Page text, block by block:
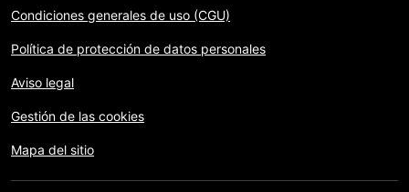
Condiciones generales de uso (CGU)
Política de protección de datos personales
Aviso legal
Gestión de las cookies
Mapa del sitio